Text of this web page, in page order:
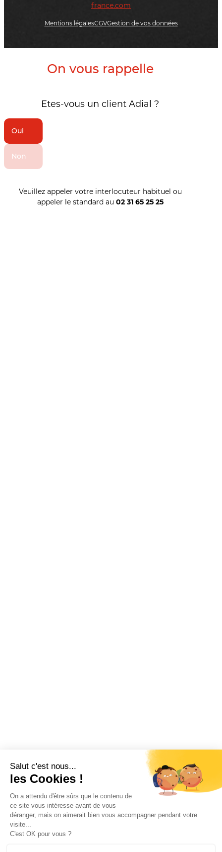
Salut c'est nous...
les Cookies !
On a attendu d'être sûrs que le contenu de
ce site vous intéresse avant de vous
déranger, mais on aimerait bien vous accompagner pendant votre
visite...
C'est OK pour vous ?
france.com
Mentions légalesCGVGestion de vos données
On vous rappelle
Etes-vous un client Adial ?
Oui
Non
Veuillez appeler votre interlocuteur habituel ou
appeler le standard au 02 31 65 25 25